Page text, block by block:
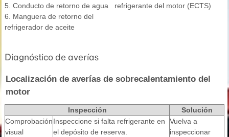
5. Conducto de retorno de agua
6. Manguera de retorno del
refrigerador de aceite
refrigerante del motor (ECTS)
Diagnóstico de averías
Localización de averías de sobrecalentamiento del
motor
Inspección
Solución
Comprobación
visual
Inspeccione si falta refrigerante en
el depósito de reserva.
Vuelva a
inspeccionar